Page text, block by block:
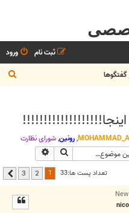
ورود
ثبت نام
ج
س
,رونین,شوراي نظارت
جستجو
تعداد پست ها:33 2
3 بعدی